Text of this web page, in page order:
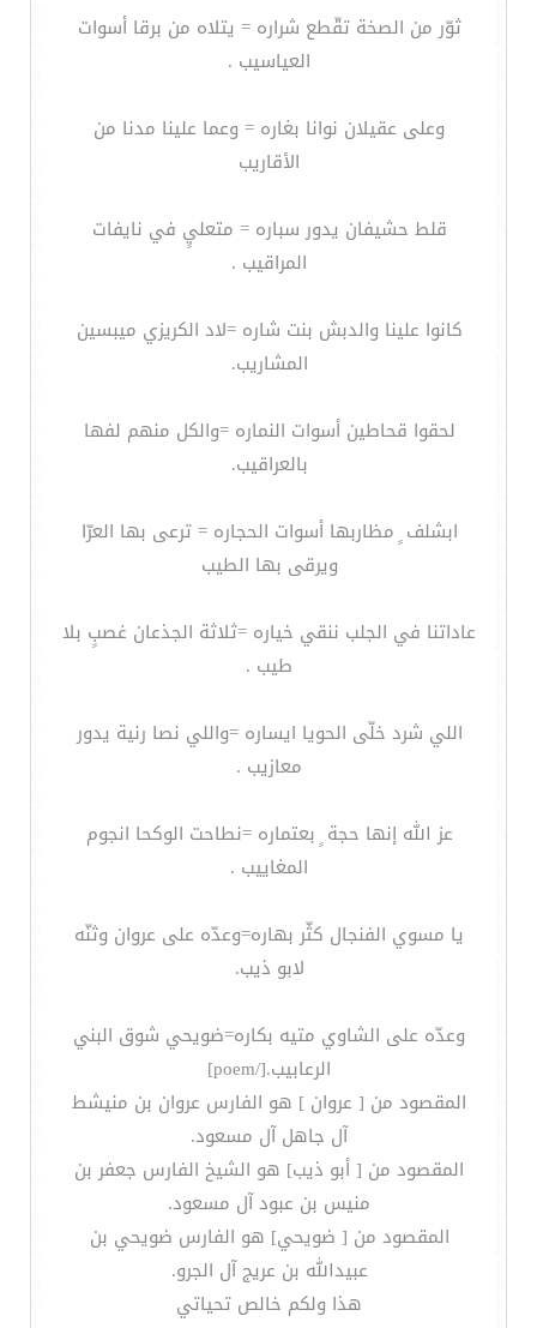
ثوّر من الصخة تقّطع شراره = يتلاه من برقا أسوات
العياسيب .
وعلى عقيلان نوانا بغاره = وعما علينا مدنا من
الأقاريب
قلط حشيفان يدور سباره = متعليٍ في نايفات
المراقيب .
كانوا علينا والدبش بنت شاره =لاد الكريزي ميبسين
المشاريب.
لحقوا قحاطين أسوات النماره =والكل منهم لفها
بالعراقيب.
ابشلف ٍ مظاربها أسوات الحجاره = ترعى بها العرّا
ويرقى بها الطيب
عاداتنا في الجلب ننقي خياره =ثلاثة الجذعان غصبٍ بلا
طيب .
اللي شرد خلّى الحويا ايساره =واللي نصا رنية يدور
معازيب .
عز الله إنها حجة ٍ بعتماره =نطاحت الوكحا انجوم
المغاييب .
يا مسوي الفنجال كثّر بهاره=وعدّه على عروان وثنّه
لابو ذيب.
وعدّه على الشاوي متيه بكاره=ضويحي شوق البني
الرعابيب.[/poem]
المقصود من [ عروان ] هو الفارس عروان بن منيشط
آل جاهل آل مسعود.
المقصود من [ أبو ذيب] هو الشيخ الفارس جعفر بن
منيس بن عبود آل مسعود.
المقصود من [ ضويحي] هو الفارس ضويحي بن
عبيدالله بن عريج آل الجرو.
هذا ولكم خالص تحياتي